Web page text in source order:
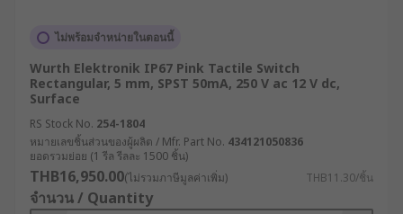
ตัวอย่างการใช้งาน Tact
Switch ในอุตสาหกรรมต่าง ๆ
Tact Switch นิยมนำไปประยุกต์ใช้ในหลากหลาย
อุปกรณ์ที่ต้องควบคุมการเปิด-ปิดวงจรไฟฟ้า ด้วยสัมผัส
ที่ชัดเจนและแม่นยำ ยกตัวอย่างเช่น
การใช้งานในเครื่องใช้ไฟฟ้าและอุปกรณ์
อิเล็กทรอนิกส์ : ใช้ในการควบคุมฟังก์ชันต่าง ๆ
ไม่พร้อมจำหน่ายในตอนนี้
Wurth Elektronik IP67 Pink Tactile Switch
Rectangular, 5 mm, SPST 50mA, 250 V ac 12 V dc,
Surface
RS Stock No. 254-1804
หมายเลขชิ้นส่วนของผู้ผลิต / Mfr. Part No. 434121050836
ยอดรวมย่อย (1 รีล รีลละ 1500 ชิ้น)
THB16,950.00(ไม่รวมภาษีมูลค่าเพิ่ม) THB11.30/ชิ้น
จำนวน / Quantity